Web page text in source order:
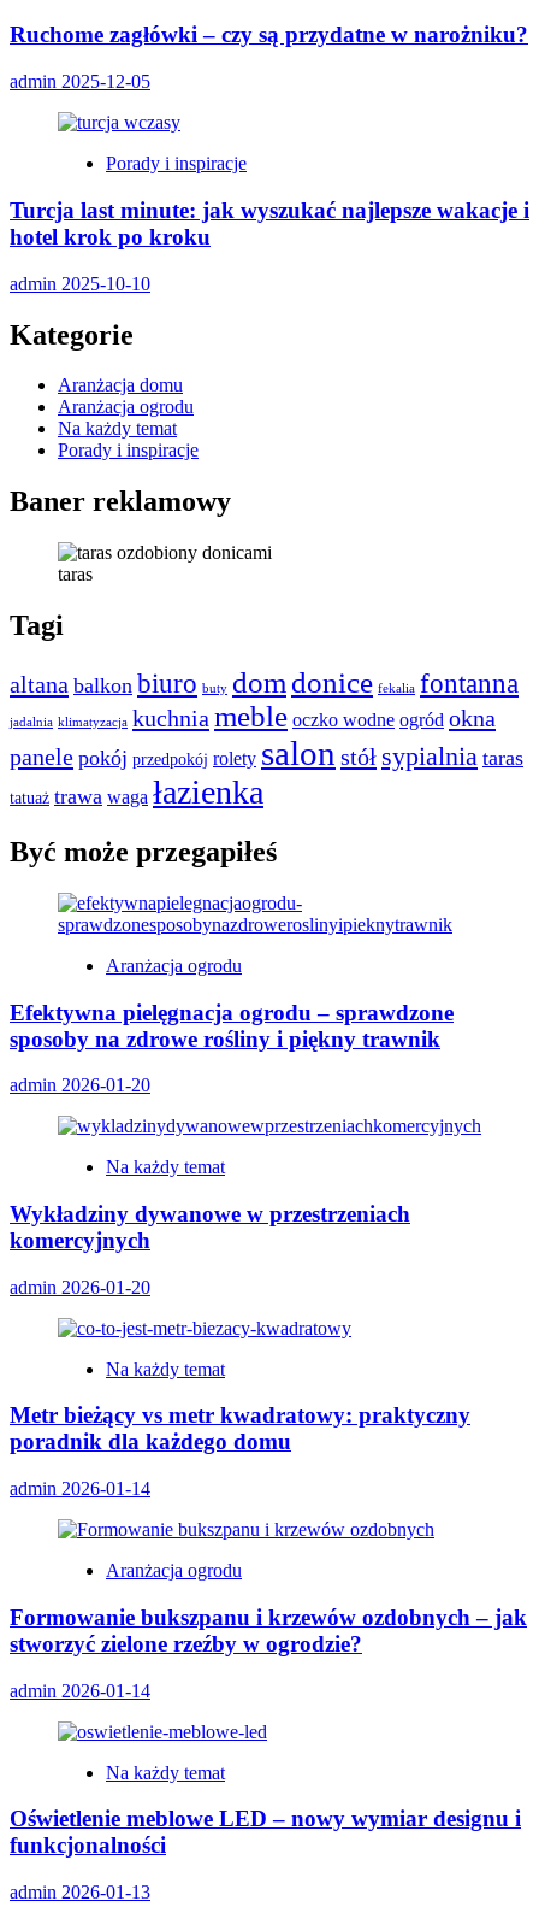
Ruchome zagłówki – czy są przydatne w narożniku?
admin 2025-12-05
Porady i inspiracje
Turcja last minute: jak wyszukać najlepsze wakacje i
hotel krok po kroku
admin 2025-10-10
Kategorie
Aranżacja domu
Aranżacja ogrodu
Na każdy temat
Porady i inspiracje
Baner reklamowy
taras
Tagi
altana balkon biuro buty dom donice fekalia fontanna
jadalnia klimatyzacja kuchnia meble oczko wodne ogród okna
panele pokój przedpokój rolety salon stół sypialnia taras
tatuaż trawa waga łazienka
Być może przegapiłeś
Aranżacja ogrodu
Efektywna pielęgnacja ogrodu – sprawdzone
sposoby na zdrowe rośliny i piękny trawnik
admin 2026-01-20
Na każdy temat
Wykładziny dywanowe w przestrzeniach
komercyjnych
admin 2026-01-20
Na każdy temat
Metr bieżący vs metr kwadratowy: praktyczny
poradnik dla każdego domu
admin 2026-01-14
Aranżacja ogrodu
Formowanie bukszpanu i krzewów ozdobnych – jak
stworzyć zielone rzeźby w ogrodzie?
admin 2026-01-14
Na każdy temat
Oświetlenie meblowe LED – nowy wymiar designu i
funkcjonalności
admin 2026-01-13